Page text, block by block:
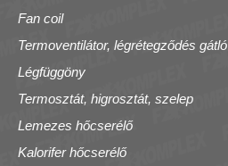
Fan coil
Termoventilátor, légrétegződés gátló
Légfüggöny
Termosztát, higrosztát, szelep
Lemezes hőcserélő
Kalorifer hőcserélő